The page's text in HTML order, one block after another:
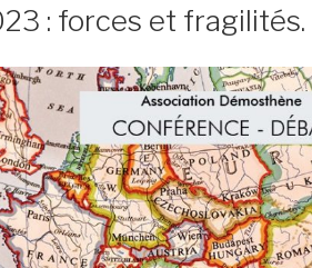
: forces et fragilités.